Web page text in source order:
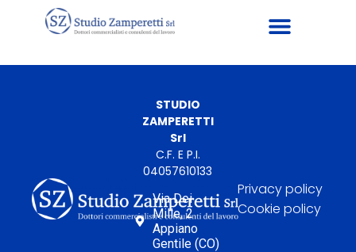
STUDIO
ZAMPERETTI
Srl
C.F. E P.I.
04057610133
Via Dei
Mille, 2
Appiano
Gentile (CO)
Privacy policy
Cookie policy